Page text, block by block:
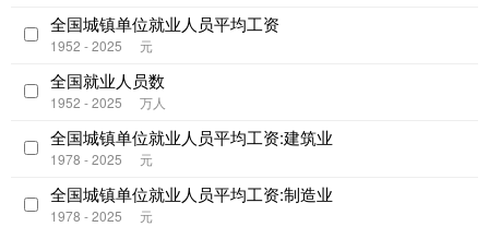
全国城镇单位就业人员平均工资
1952 - 2025 元
全国就业人员数
1952 - 2025 万人
全国城镇单位就业人员平均工资:建筑业
1978 - 2025 元
全国城镇单位就业人员平均工资:制造业
1978 - 2025 元